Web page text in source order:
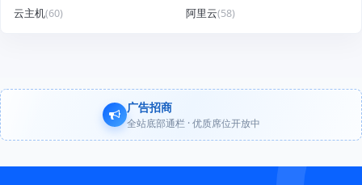
云主机(60) 阿里云(58)
广告招商
全站底部通栏 · 优质席位开放中